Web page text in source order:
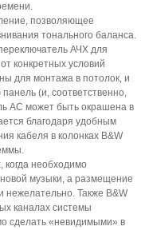
позволяющее
тонального баланса.
АЧХ для
конкретных условий
для монтажа в потолок, и
(и, соответственно,
АС может быть окрашена в
благодаря удобным
кабеля в колонках B&W
когда необходимо
музыки, а размещение
нежелательно. Также B&W
каналах системы
сделать «невидимыми» в